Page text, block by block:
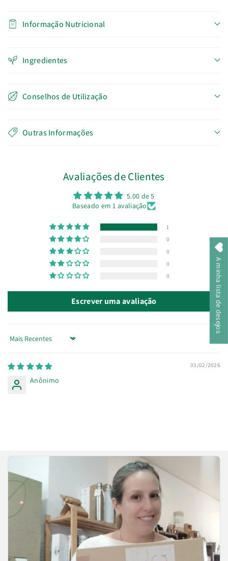
Informação Nutricional
Ingredientes
Conselhos de Utilização
Outras Informações
Avaliações de Clientes
5.00 de 5
Baseado em 1 avaliação
1
0
0
0
0
Escrever uma avaliação
Sort by
03/02/2026
Anônimo
A minha lista de desejos